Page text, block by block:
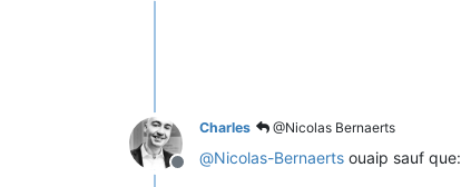
Offline
Charles @Nicolas Bernaerts
@Nicolas-Bernaerts ouaip sauf que: